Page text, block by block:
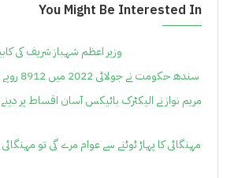
You Might Be Interested In
وزیر اعظم شہباز شریف کی
سندھ حکومت نے جولائی 2022 میں 8912 روپے ٹیکس وصول کیا
مریم نواز نے الیکٹرک بائیکس آسان اقساط پر
مہنگائی کا پہاڑ ٹوٹنے سے عوام مرے گی تو